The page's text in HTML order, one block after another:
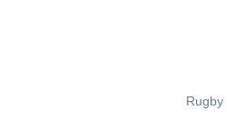
Rugby